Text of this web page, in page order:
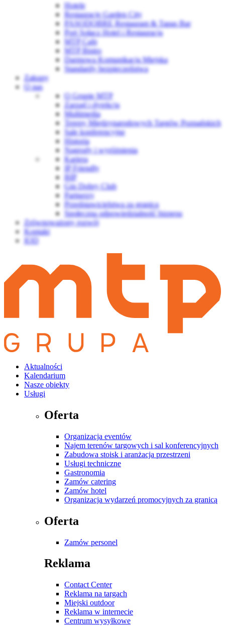
Hotele
Restauracje Garden City
PASODOBRE Restaurant & Tapas Bar
Port Sołacz Hotel i Restauracja
MTP Cafe
MTP Bistro
Darmowa Komunikacja Miejska
Standardy bezpieczeństwa
Zakupy
O nas
O Grupie MTP
Zarząd i dyrekcja
Multimedia
Tereny Międzynarodowych Targów Poznańskich
Sale konferencyjne
Historia
Nagrody i wyróżnienia
Kariera
IP Friendly
BIP
Gin Dobry Club
Partnerzy
Przedstawicielstwa za granicą
Społeczna odpowiedzialność biznesu
Zrównoważony rozwój
Kontakt
IOD
Aktualności
Kalendarium
Nasze obiekty
Usługi
Oferta
Organizacja eventów
Najem terenów targowych i sal konferencyjnych
Zabudowa stoisk i aranżacja przestrzeni
Usługi techniczne
Gastronomia
Zamów catering
Zamów hotel
Organizacja wydarzeń promocyjnych za granicą
Oferta
Zamów personel
Reklama
Contact Center
Reklama na targach
Miejski outdoor
Reklama w internecie
Centrum wysyłkowe